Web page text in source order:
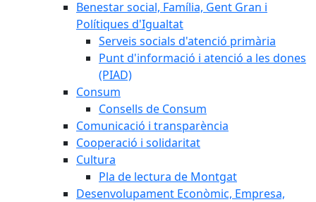
Benestar social, Família, Gent Gran i
Polítiques d'Igualtat
Serveis socials d'atenció primària
Punt d'informació i atenció a les dones
(PIAD)
Consum
Consells de Consum
Comunicació i transparència
Cooperació i solidaritat
Cultura
Pla de lectura de Montgat
Desenvolupament Econòmic, Empresa,